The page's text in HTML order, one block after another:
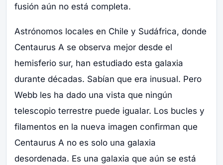
fusión aún no está completa.
Astrónomos locales en Chile y Sudáfrica, donde
Centaurus A se observa mejor desde el
hemisferio sur, han estudiado esta galaxia
durante décadas. Sabían que era inusual. Pero
Webb les ha dado una vista que ningún
telescopio terrestre puede igualar. Los bucles y
filamentos en la nueva imagen confirman que
Centaurus A no es solo una galaxia
desordenada. Es una galaxia que aún se está